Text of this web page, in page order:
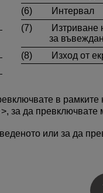
(6)
Интервал
(7)
Изтриване
за
(8)
Изход от
в рамките
, за да превключвате
или за да